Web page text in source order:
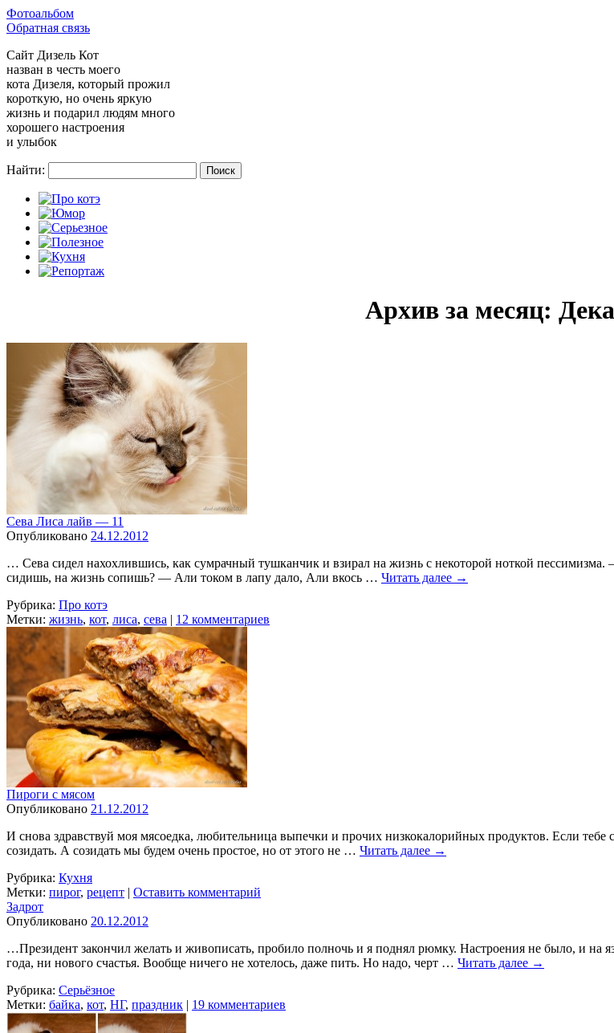
Фотоальбом
Обратная связь
Сайт Дизель Кот
назван в честь моего
кота Дизеля, который прожил
короткую, но очень яркую
жизнь и подарил людям много
хорошего настроения
и улыбок
Найти:
Архив за месяц:
Сева Лиса лайв — 11
Опубликовано 24.12.2012
… Сева сидел нахохлившись, как сумрачный тушканчик и взирал на жизнь с некоторой ноткой
сидишь, на жизнь сопишь? — Али током в лапу дало, Али вкось … Читать далее →
Рубрика: Про котэ
Метки: жизнь, кот, лиса, сева | 12 комментариев
Пироги с мясом
Опубликовано 21.12.2012
И снова здравствуй моя мясоедка, любительница выпечки и прочих низкокалорийных продуктов. Если тебе
созидать. А созидать мы будем очень простое, но от этого не … Читать далее →
Рубрика: Кухня
Метки: пирог, рецепт | Оставить комментарий
Задрот
Опубликовано 20.12.2012
…Президент закончил желать и живописать, пробило полночь и я поднял рюмку. Настроения не было, и на
года, ни нового счастья. Вообще ничего не хотелось, даже пить. Но надо, черт … Читать далее →
Рубрика: Серьёзное
Метки: байка, кот, НГ, праздник | 19 комментариев